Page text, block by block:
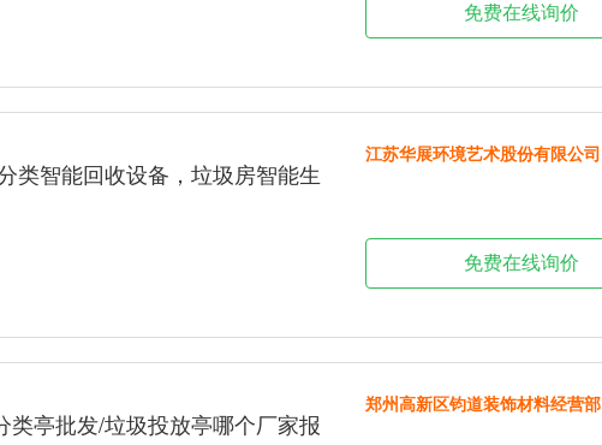
免费在线询价
类智能回收设备，垃圾房智能生
江苏华展环境艺术股份有限公司
免费在线询价
类亭批发/垃圾投放亭哪个厂家报
郑州高新区钧道装饰材料经营部